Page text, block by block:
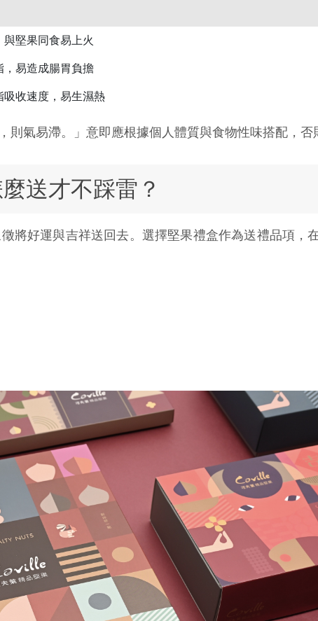
與堅果同食易上火
，易造成腸胃負擔
吸收速度，易生濕熱
氣易滯。」意即應根據個人體質與食物性味搭配，否
送才不踩雷？
將好運與吉祥送回去。選擇堅果禮盒作為送禮品項，